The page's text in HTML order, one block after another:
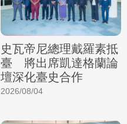
史瓦帝尼總理戴羅素抵
臺 將出席凱達格蘭論
壇深化臺史合作
2026/08/04